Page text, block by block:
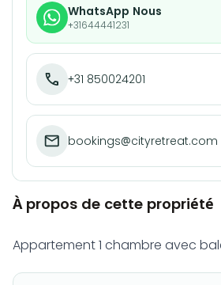
WhatsApp Nous
+31644441231
+31 850024201
bookings@cityretreat.com
À propos de cette propriété
Appartement 1 chambre avec